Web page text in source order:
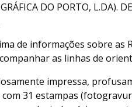
DO PORTO, L.DA).
de informações sobre as
as linhas de
impressa,
com 31 estampas